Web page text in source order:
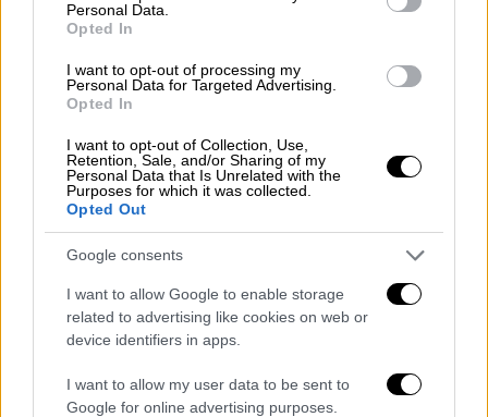
Personal Data.
Opted In
I want to opt-out of processing my
Personal Data for Targeted Advertising.
Opted In
I want to opt-out of Collection, Use,
Retention, Sale, and/or Sharing of my
Personal Data that Is Unrelated with the
Purposes for which it was collected.
Opted Out
Google consents
I want to allow Google to enable storage
related to advertising like cookies on web or
device identifiers in apps.
I want to allow my user data to be sent to
Google for online advertising purposes.
του κόσμου.
«Προσεύχομαι αυτή η στιγμή να διδάξει σε
όλους μαςνα σεβόμαστε την προσωπική ζωή
των άλλων
εκτεθειμένοι στο κοινό» σχολίασε η
Doherty.